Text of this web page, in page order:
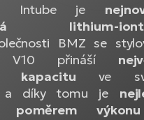
Intube je
lithium-
BMZ se
V10 přináší
kapacitu ve
a díky tomu je